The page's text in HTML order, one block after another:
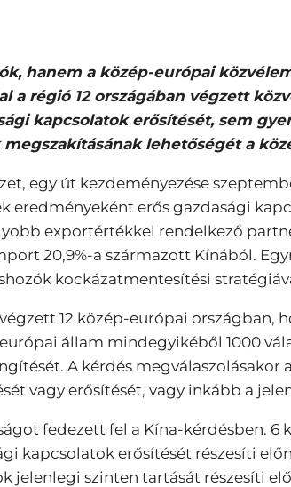
hanem a közép-európai
a régió 12 országában végzett
kapcsolatok erősítését, sem
lehetőségét a
egy út kezdeményezése
eredményeként erős gazdasági
exportértékkel rendelkező
20,9%-a származott Kínából.
kockázatmentesítési
12 közép-európai
állam mindegyikéből 1000
A kérdés
vagy erősítését, vagy inkább a
fedezett fel a Kína-kérdésben.
kapcsolatok erősítését részesíti
jelenlegi szinten tartását részesíti